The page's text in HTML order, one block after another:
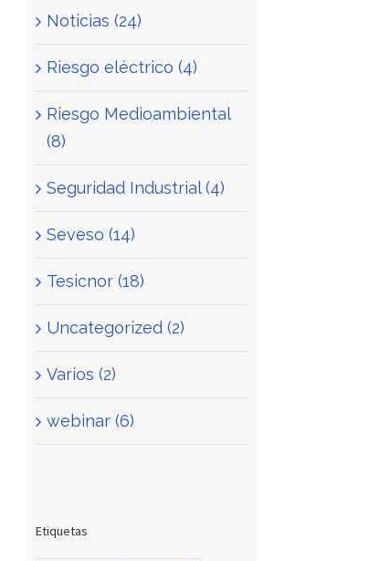
Noticias (24)
Riesgo eléctrico (4)
Riesgo Medioambiental
(8)
Seguridad Industrial (4)
Seveso (14)
Tesicnor (18)
Uncategorized (2)
Varios (2)
webinar (6)
Etiquetas